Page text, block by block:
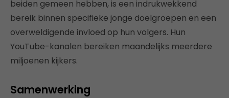
beiden gemeen hebben, is een indrukwekkend
bereik binnen specifieke jonge doelgroepen en een
overweldigende invloed op hun volgers. Hun
YouTube-kanalen bereiken maandelijks meerdere
miljoenen kijkers.
Samenwerking